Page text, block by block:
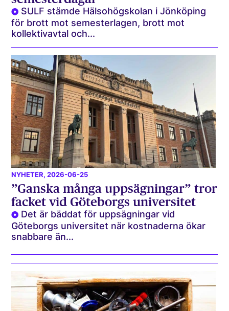
SULF stämde Hälsohögskolan i Jönköping
för brott mot semesterlagen, brott mot
kollektivavtal och...
NYHETER, 2026-06-25
”Ganska många uppsägningar” tror
facket vid Göteborgs universitet
Det är bäddat för uppsägningar vid
Göteborgs universitet när kostnaderna ökar
snabbare än...